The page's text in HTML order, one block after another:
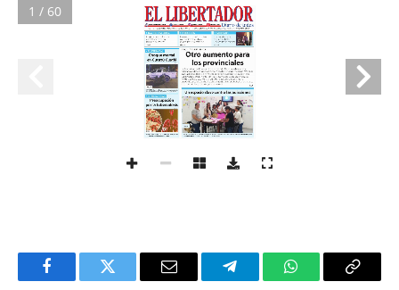
1 / 60
FacebookTwitter Email TelegramWhatsAppCopy